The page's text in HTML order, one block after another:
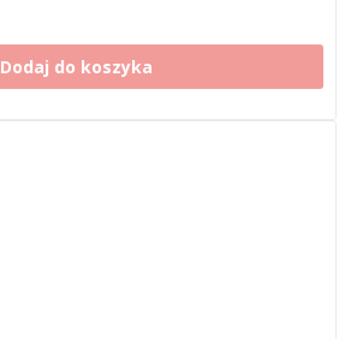
Dodaj do koszyka